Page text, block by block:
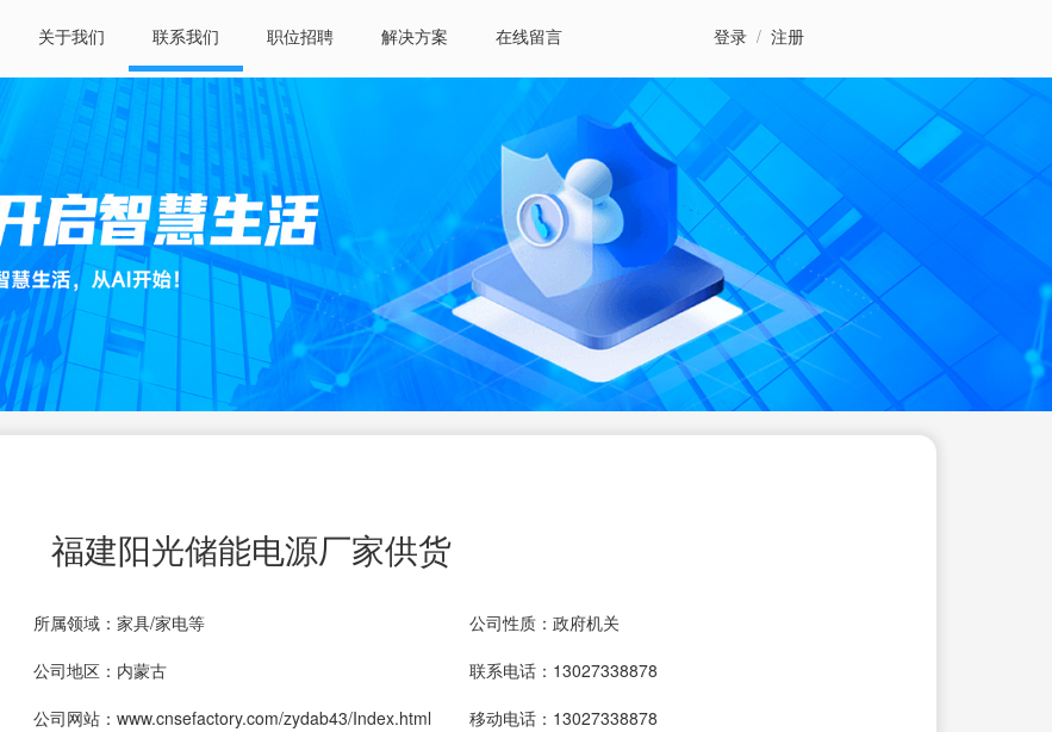
关于我们 联系我们 职位招聘 解决方案 在线留言 登录 / 注册
福建阳光储能电源厂家供货
所属领域：家具/家电等
公司性质：政府机关
公司地区：内蒙古
联系电话：13027338878
公司网站：www.cnsefactory.com/zydab43/Index.html
移动电话：13027338878